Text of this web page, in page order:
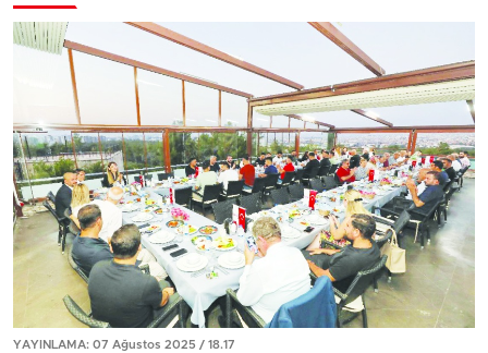
YAYINLAMA: 07 Ağustos 2025 / 18.17